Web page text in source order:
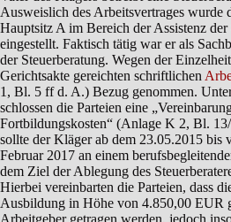
Ausweislich des Arbeitsvertrages wurde
Hauptsitz A im Bereich der Assistenz
eingestellt. Faktisch tätig war er als
der Steuerberatung. Wegen der
Gerichtsakte gereichten schriftlichen
1, Bl. 5 ff d. A.) Bezug genommen.
schlossen die Parteien eine
Fortbildungskosten“ (Anlage K 2, Bl.
sollte der Kläger ab dem 23.05.2015 bis
Februar 2017 an einem
dem Ziel der Ablegung des
Hierbei vereinbarten die Parteien, dass
Ausbildung in Höhe von 4.850,00 EUR
Arbeitgeber getragen werden, jedoch